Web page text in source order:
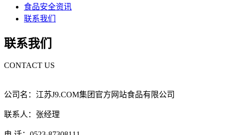
食品安全资讯
联系我们
联系我们
CONTACT US
公司名：江苏J9.COM集团官方网站食品有限公司
联系人：张经理